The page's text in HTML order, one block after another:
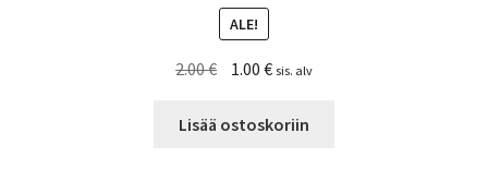
ALE!
2.00€
Alkuperäinen
oli:
1.00 €Nykyinen
on:
sis. alv
Lisää ostoskoriin